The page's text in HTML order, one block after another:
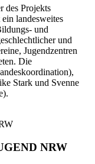
des Projekts
landesweites
und
und
Jugendzentren
Die
Stark und Svenne
NRW